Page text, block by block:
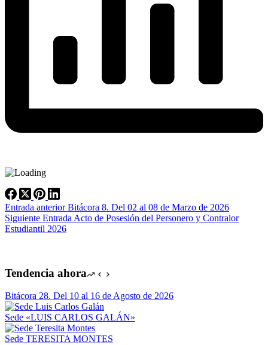
Entrada anteriorBitácora 8. Del 02 al 08 de Marzo de 2026
Siguiente Entrada Acto de Posesión del Personero y Contralor
Estudiantil 2026
Tendencia ahora
Bitácora 28. Del 10 al 16 de Agosto de 2026
Sede «LUIS CARLOS GALÁN»
Sede TERESITA MONTES